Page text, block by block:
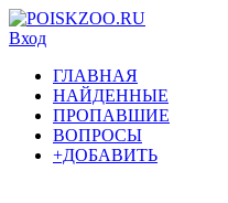
Вход
ГЛАВНАЯ
НАЙДЕННЫЕ
ПРОПАВШИЕ
ВОПРОСЫ
+ДОБАВИТЬ